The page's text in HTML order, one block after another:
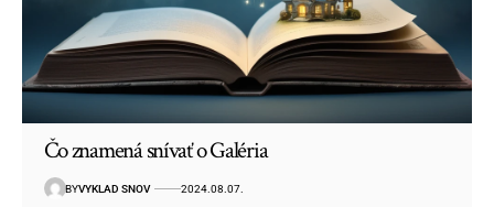
Čo znamená snívať o Galéria
BYVYKLAD SNOV 2024.08.07.